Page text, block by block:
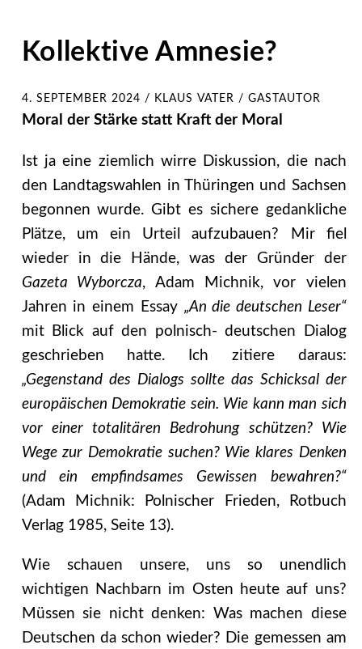
Kollektive Amnesie?
4. SEPTEMBER 2024 / KLAUS VATER / GASTAUTOR
Moral der Stärke statt Kraft der Moral
Ist ja eine ziemlich wirre Diskussion, die nach
den Landtagswahlen in Thüringen und Sachsen
begonnen wurde. Gibt es sichere gedankliche
Plätze, um ein Urteil aufzubauen? Mir fiel
wieder in die Hände, was der Gründer der
Gazeta Wyborcza, Adam Michnik, vor vielen
Jahren in einem Essay „An die deutschen Leser“
mit Blick auf den polnisch- deutschen Dialog
geschrieben hatte. Ich zitiere daraus:
„Gegenstand des Dialogs sollte das Schicksal der
europäischen Demokratie sein. Wie kann man sich
vor einer totalitären Bedrohung schützen? Wie
Wege zur Demokratie suchen? Wie klares Denken
und ein empfindsames Gewissen bewahren?“
(Adam Michnik: Polnischer Frieden, Rotbuch
Verlag 1985, Seite 13).
Wie schauen unsere, uns so unendlich
wichtigen Nachbarn im Osten heute auf uns?
Müssen sie nicht denken: Was machen diese
Deutschen da schon wieder? Die gemessen am